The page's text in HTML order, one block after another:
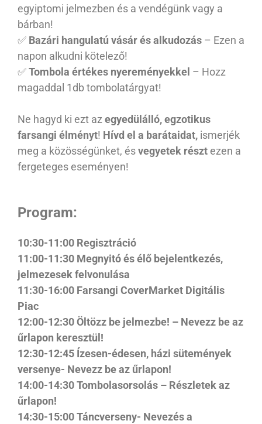
egyiptomi jelmezben és a vendégünk vagy a
bárban!
✅ Bazári hangulatú vásár és alkudozás – Ezen a
napon alkudni kötelező!
✅Tombola értékes nyereményekkel – Hozz
magaddal 1db tombolatárgyat!
Ne hagyd ki ezt azegyedülálló, egzotikus
farsangi élményt! Hívd el a barátaidat, ismerjék
meg a közösségünket, ésvegyetek részt ezen a
fergeteges eseményen!
Program:
10:30-11:00 Regisztráció
11:00-11:30 Megnyitó és élő bejelentkezés,
jelmezesek felvonulása
11:30-16:00 Farsangi CoverMarket Digitális
Piac
12:00-12:30 Öltözz be jelmezbe! – Nevezz be az
űrlapon keresztül!
12:30-12:45 Ízesen-édesen, házi sütemények
versenye- Nevezz be az űrlapon!
14:00-14:30 Tombolasorsolás – Részletek az
űrlapon!
14:30-15:00 Táncverseny- Nevezés a